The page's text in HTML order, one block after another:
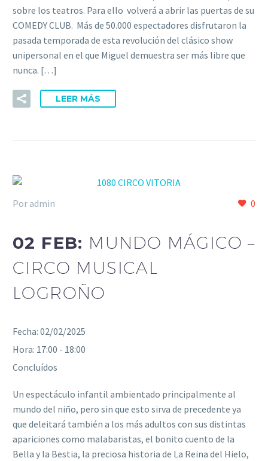
sobre los teatros. Para ello volverá a abrir las puertas de su
COMEDY CLUB. Más de 50.000 espectadores disfrutaron la
pasada temporada de esta revolución del clásico show
unipersonal en el que Miguel demuestra ser más libre que
nunca. […]
LEER MÁS
0
Por admin
02 FEB: MUNDO MÁGICO –
CIRCO MUSICAL
LOGROÑO
Fecha: 02/02/2025
Hora: 17:00 - 18:00
Concluídos
Un espectáculo infantil ambientado principalmente al
mundo del niño, pero sin que esto sirva de precedente ya
que deleitará también a los más adultos con sus distintas
apariciones como malabaristas, el bonito cuento de la
Bella y la Bestia, la preciosa historia de La Reina del Hielo,